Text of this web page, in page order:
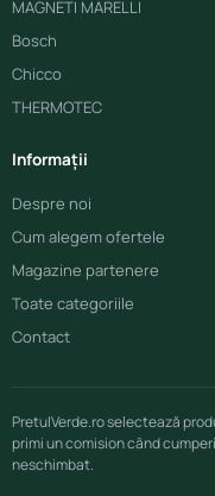
MAGNETI MARELLI
Bosch
Chicco
THERMOTEC
Informații
Despre noi
Cum alegem ofertele
Magazine partenere
Toate categoriile
Contact
PretulVerde.ro selectează
primi un comision când
neschimbat.